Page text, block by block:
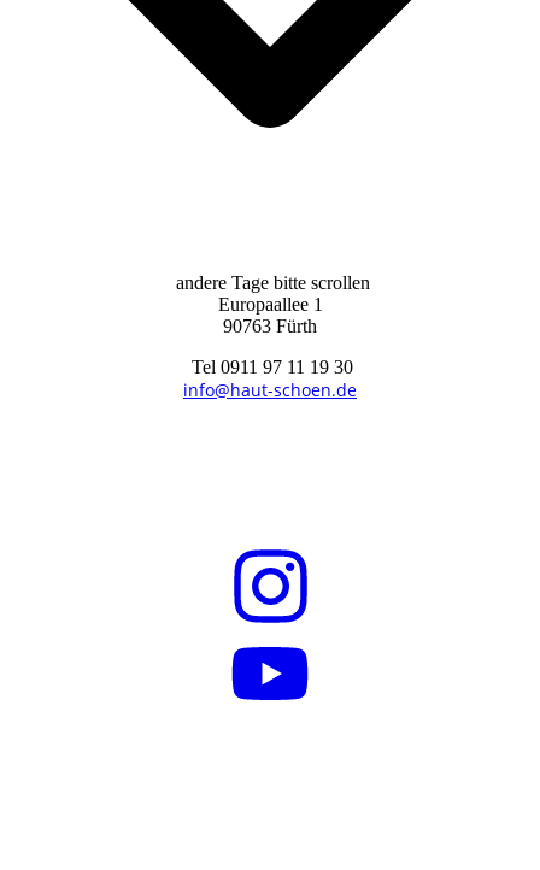
andere Tage bitte scrollen
Europaallee 1
90763 Fürth
Tel 0911 97 11 19 30
info@haut-schoen.de